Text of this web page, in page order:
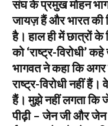
संघ के प्रमुख मोहन
जायज़ हैं और भारत की
है। हाल ही में छात्रों के
को ‘राष्ट्र-विरोधी’
भागवत ने कहा कि अगर
राष्ट्र-विरोधी नहीं हैं।
हैं। मुझे नहीं लगता कि
पीढ़ी – जेन जी और जेन